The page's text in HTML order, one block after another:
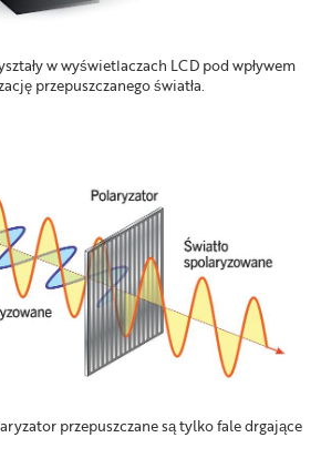
w wyświetlaczach LCD pod wpływem
przepuszczanego światła.
przepuszczane są tylko fale drgające